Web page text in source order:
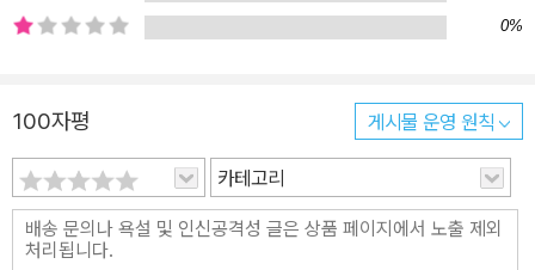
0%
100자평 게시물 운영 원칙
카테고리